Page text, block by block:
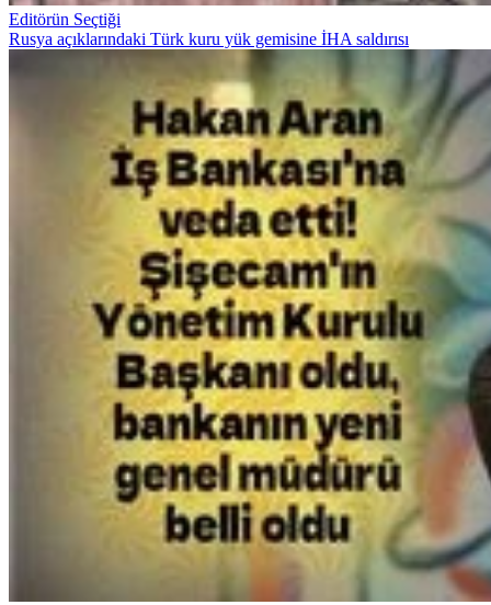
Editörün Seçtiği
Rusya açıklarındaki Türk kuru yük gemisine İHA saldırısı